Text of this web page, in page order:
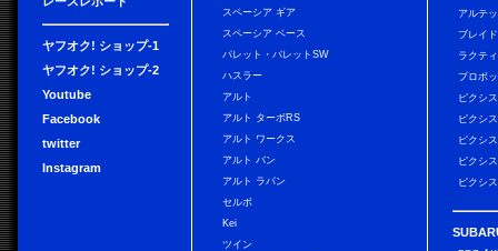
ヤフオク! ショップ-1
ヤフオク! ショップ-2
Youtube
Facebook
twitter
Instagram
スペーシア ギア
スペーシア ベース
パレット・パレットSW
ハスラー
アルト
アルト ターボRS
アルト ワークス
アルト バン
アルト ラパン
セルボ
Kei
ツイン
アルテ
ブレイド
ラクテ
プロボ
ピクシ
ピクシ
ピクシ
ピクシ
ピクシ